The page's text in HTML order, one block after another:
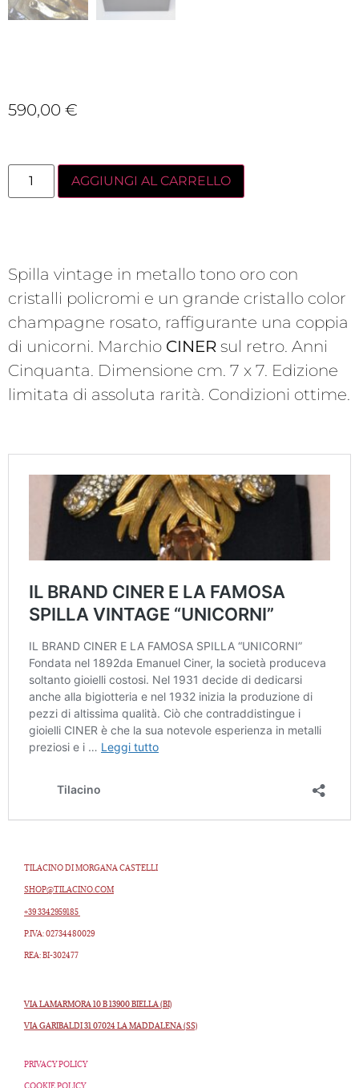
590,00 €
AGGIUNGI AL CARRELLO
Spilla vintage in metallo tono oro con
cristalli policromi e un grande cristallo color
champagne rosato, raffigurante una coppia
di unicorni. Marchio CINER sul retro. Anni
Cinquanta. Dimensione cm. 7 x 7. Edizione
limitata di assoluta rarità. Condizioni ottime.
TILACINO DI MORGANA CASTELLI
SHOP@TILACINO.COM
+39 3342959185
P.IVA: 02734480029
REA: BI-302477
VIA LAMARMORA 10 B 13900 BIELLA (BI)
VIA GARIBALDI 31 07024 LA MADDALENA (SS)
PRIVACY POLICY